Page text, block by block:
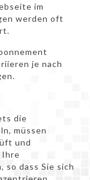
im
werden oft
je nach
die
müssen
und
Ihre
so dass Sie sich